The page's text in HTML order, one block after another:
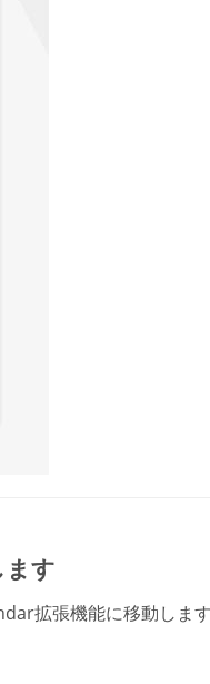
す
拡張機能に移動します